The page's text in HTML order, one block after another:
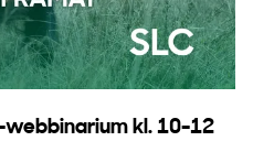
webbinarium kl. 10-12